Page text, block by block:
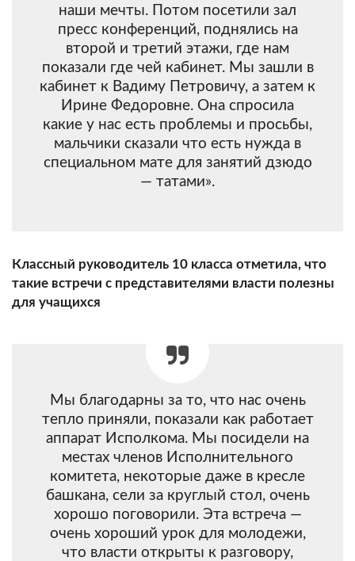
наши мечты. Потом посетили зал
пресс конференций, поднялись на
второй и третий этажи, где нам
показали где чей кабинет. Мы зашли в
кабинет к Вадиму Петровичу, а затем к
Ирине Федоровне. Она спросила
какие у нас есть проблемы и просьбы,
мальчики сказали что есть нужда в
специальном мате для занятий дзюдо
— татами».
Классный руководитель 10 класса отметила, что
такие встречи с представителями власти полезны
для учащихся
Мы благодарны за то, что нас очень
тепло приняли, показали как работает
аппарат Исполкома. Мы посидели на
местах членов Исполнительного
комитета, некоторые даже в кресле
башкана, сели за круглый стол, очень
хорошо поговорили. Эта встреча —
очень хороший урок для молодежи,
что власти открыты к разговору,